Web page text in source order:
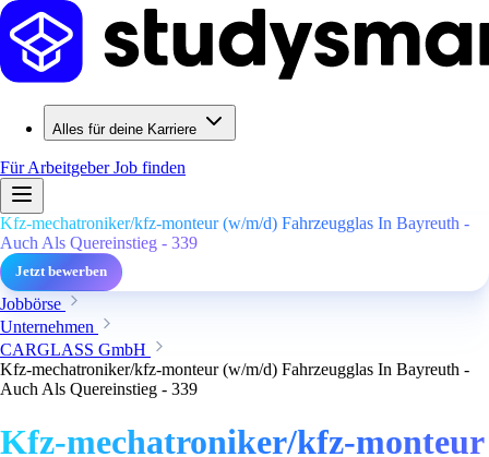
Alles für deine Karriere
Für ArbeitgeberJob finden
Kfz-mechatroniker/kfz-monteur (w/m/d) Fahrzeugglas In Bayreuth -
Auch Als Quereinstieg - 339
Jetzt bewerben
Jobbörse
Unternehmen
CARGLASS GmbH
Kfz-mechatroniker/kfz-monteur (w/m/d) Fahrzeugglas In Bayreuth -
Auch Als Quereinstieg - 339
Kfz-mechatroniker/kfz-monteur